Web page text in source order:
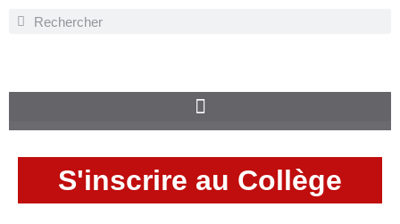
S'inscrire au Collège